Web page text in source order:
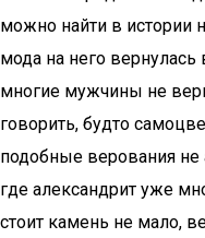
можно найти в истории
мода на него
многие мужчины не
говорить, будто
подобные верования
где александрит уже
стоит камень не мало,